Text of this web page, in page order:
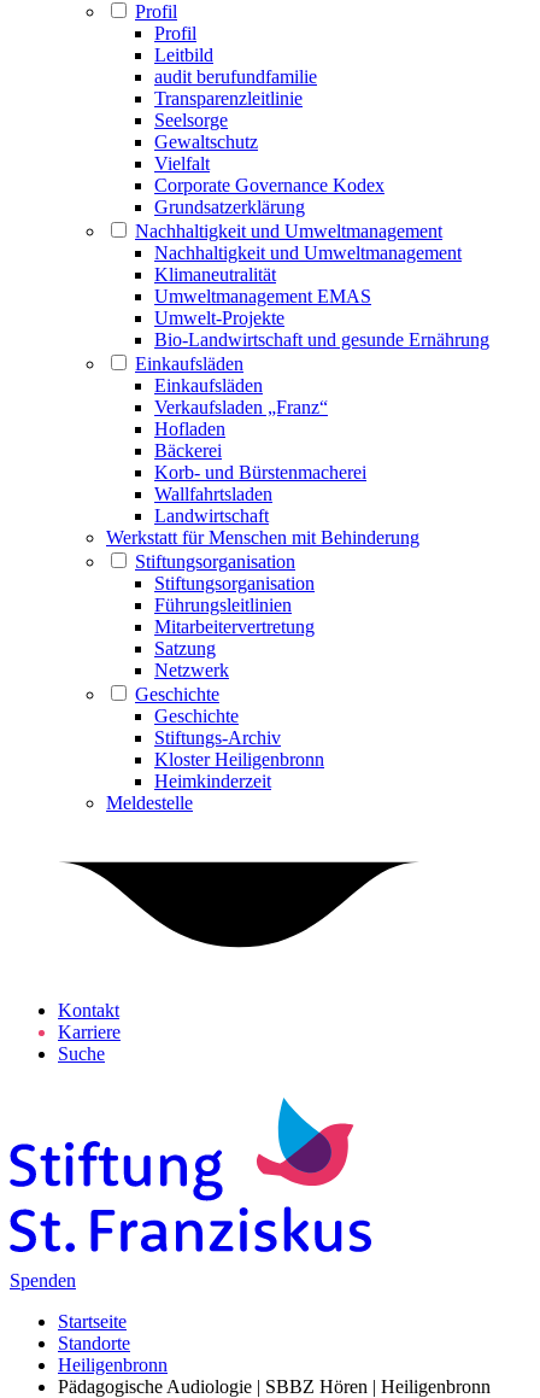
Profil
Profil
Leitbild
audit berufundfamilie
Transparenzleitlinie
Seelsorge
Gewaltschutz
Vielfalt
Corporate Governance Kodex
Grundsatzerklärung
Nachhaltigkeit und Umweltmanagement
Nachhaltigkeit und Umweltmanagement
Klimaneutralität
Umweltmanagement EMAS
Umwelt-Projekte
Bio-Landwirtschaft und gesunde Ernährung
Einkaufsläden
Einkaufsläden
Verkaufsladen „Franz“
Hofladen
Bäckerei
Korb- und Bürstenmacherei
Wallfahrtsladen
Landwirtschaft
Werkstatt für Menschen mit Behinderung
Stiftungsorganisation
Stiftungsorganisation
Führungsleitlinien
Mitarbeitervertretung
Satzung
Netzwerk
Geschichte
Geschichte
Stiftungs-Archiv
Kloster Heiligenbronn
Heimkinderzeit
Meldestelle
Kontakt
Karriere
Suche
Spenden
Startseite
Standorte
Heiligenbronn
Pädagogische Audiologie | SBBZ Hören | Heiligenbronn